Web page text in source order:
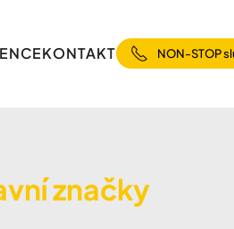
KONTAKT NON-STOP
značky